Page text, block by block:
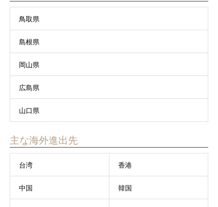
鳥取県
島根県
岡山県
広島県
山口県
主な海外進出先
台湾 香港
中国 韓国